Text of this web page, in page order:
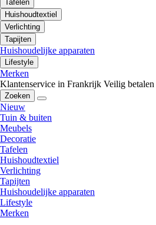
Tafelen
Huishoudtextiel
Verlichting
Tapijten
Huishoudelijke apparaten
Lifestyle
Merken
Klantenservice in Frankrijk Veilig betalen
Zoeken
Nieuw
Tuin & buiten
Meubels
Decoratie
Tafelen
Huishoudtextiel
Verlichting
Tapijten
Huishoudelijke apparaten
Lifestyle
Merken